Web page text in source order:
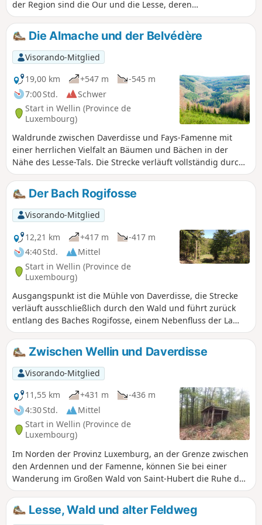
Schlamm hier und da.
der Region sind die Our und die Lesse, deren
Zusammenfluss weniger als 2 km vom Ausgangspunkt
entfernt liegt.
Die Almache und der Belvédère
Visorando-Mitglied
19,00 km
+547 m
-545 m
7:00 Std.
Schwer
Start in Wellin (Province de
Luxembourg)
Waldrunde zwischen Daverdisse und Fays-Famenne mit
einer herrlichen Vielfalt an Bäumen und Bächen in der
Nähe des Lesse-Tals. Die Strecke verläuft vollständig durch
den Wald, bietet jedoch in der Nähe von Fays-Famenne auf
gut einem Kilometer Länge panoramareiche und ländliche
Landschaften.
Der Bach Rogifosse
Visorando-Mitglied
12,21 km
+417 m
-417 m
4:40 Std.
Mittel
Start in Wellin (Province de
Luxembourg)
Ausgangspunkt ist die Mühle von Daverdisse, die Strecke
verläuft ausschließlich durch den Wald und führt zurück
entlang des Baches Rogifosse, einem Nebenfluss der La
Mache, auf den Sie auf dem letzten Kilometer treffen.
Zwischen Wellin und Daverdisse
Visorando-Mitglied
11,55 km
+431 m
-436 m
4:30 Std.
Mittel
Start in Wellin (Province de
Luxembourg)
Im Norden der Provinz Luxemburg, an der Grenze zwischen
den Ardennen und der Famenne, können Sie bei einer
Wanderung im Großen Wald von Saint-Hubert die Ruhe des
Waldes, einige historische Gebäude und schöne
Aussichtspunkte entdecken.
Lesse, Wald und alter Feldweg